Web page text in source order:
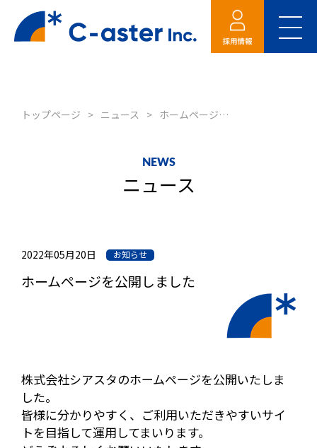
新卒採用 募集要項
採用のお問い合わせ
項
コンプライアンス
トップページ ニュース ホームページを公開しました
NEWS
ニュース
2022年05月20日 お知らせ
ホームページを公開しました
株式会社シアスタのホームページを公開いたしま
した。
皆様に分かりやすく、ご利用いただきやすいサイ
トを目指して運用してまいります。